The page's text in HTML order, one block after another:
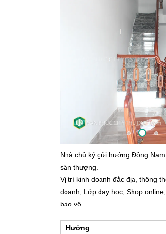
Nhà chủ ký gửi hướng Đông
sân thượng.
Vị trí kinh doanh đắc địa, thông
doanh, Lớp dạy học, Shop
bảo vệ
Hướng